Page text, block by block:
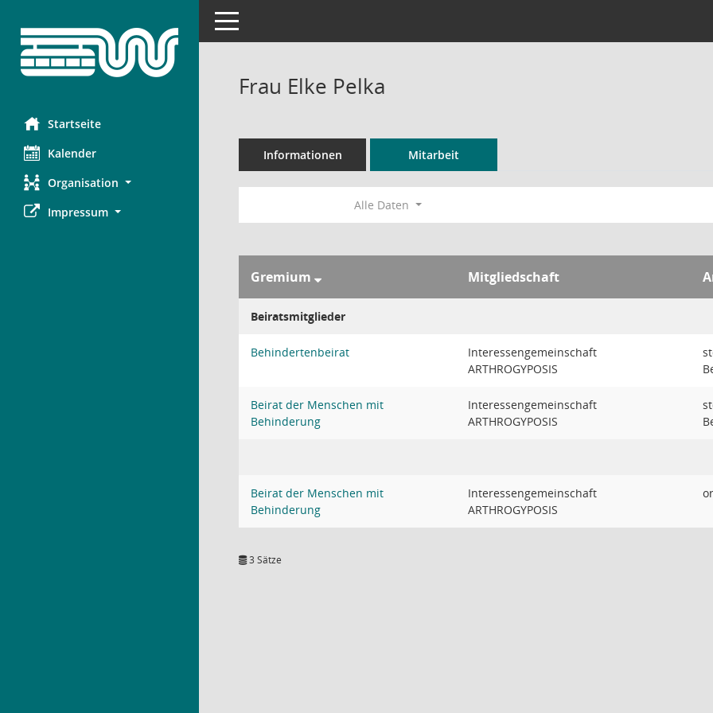
Startseite
Kalender
Organisation
Impressum
Toggle navigation
Frau Elke Pelka
Informationen Mitarbeit
Alle Daten
Gremium Mitgliedschaft
Beiratsmitglieder
Behindertenbeirat
Interessengemeinschaft
ARTHROGYPOSIS
Beirat der Menschen mit
Behinderung
Interessengemeinschaft
ARTHROGYPOSIS
Beirat der Menschen mit
Behinderung
Interessengemeinschaft
ARTHROGYPOSIS
3 Sätze